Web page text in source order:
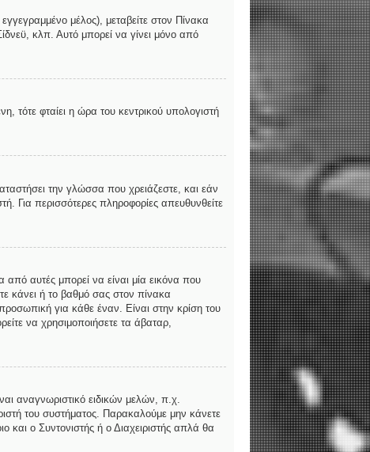
μέλος), μεταβείτε στον Πίνακα
κλπ. Αυτό μπορεί να γίνει μόνο από
τότε φταίει η ώρα του κεντρικού υπολογιστή
την γλώσσα που χρειάζεστε, και εάν
Για περισσότερες πληροφορίες απευθυνθείτε
αυτές μπορεί να είναι μία εικόνα που
κάνει ή το βαθμό σας στον πίνακα
για κάθε έναν. Είναι στην κρίση του
να χρησιμοποιήσετε τα άβαταρ,
αναγνωριστικό ειδικών μελών, π.χ.
του συστήματος. Παρακαλούμε μην κάνετε
και ο Συντονιστής ή ο Διαχειριστής απλά θα